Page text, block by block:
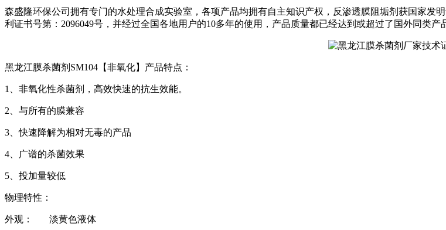
森盛隆环保公司拥有专门的水处理合成实验室，各项产品均拥有自主知识产权，反渗透膜阻垢剂获国家发
利证书号第：2096049号，并经过全国各地用户的10多年的使用，产品质量都已经达到或超过了国外同类
黑龙江膜杀菌剂SM104【非氧化】产品特点：
1、非氧化性杀菌剂，高效快速的抗生效能。
2、与所有的膜兼容
3、快速降解为相对无毒的产品
4、广谱的杀菌效果
5、投加量较低
物理特性：
外观： 淡黄色液体